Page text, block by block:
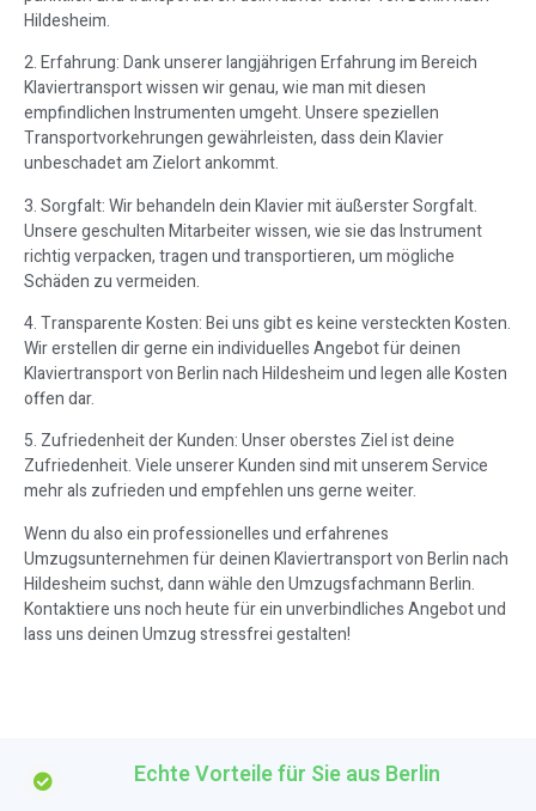
Hildesheim.
2. Erfahrung: Dank unserer langjährigen Erfahrung im Bereich
Klaviertransport wissen wir genau, wie man mit diesen
empfindlichen Instrumenten umgeht. Unsere speziellen
Transportvorkehrungen gewährleisten, dass dein Klavier
unbeschadet am Zielort ankommt.
3. Sorgfalt: Wir behandeln dein Klavier mit äußerster Sorgfalt.
Unsere geschulten Mitarbeiter wissen, wie sie das Instrument
richtig verpacken, tragen und transportieren, um mögliche
Schäden zu vermeiden.
4. Transparente Kosten: Bei uns gibt es keine versteckten Kosten.
Wir erstellen dir gerne ein individuelles Angebot für deinen
Klaviertransport von Berlin nach Hildesheim und legen alle Kosten
offen dar.
5. Zufriedenheit der Kunden: Unser oberstes Ziel ist deine
Zufriedenheit. Viele unserer Kunden sind mit unserem Service
mehr als zufrieden und empfehlen uns gerne weiter.
Wenn du also ein professionelles und erfahrenes
Umzugsunternehmen für deinen Klaviertransport von Berlin nach
Hildesheim suchst, dann wähle den Umzugsfachmann Berlin.
Kontaktiere uns noch heute für ein unverbindliches Angebot und
lass uns deinen Umzug stressfrei gestalten!
Echte Vorteile für Sie aus Berlin